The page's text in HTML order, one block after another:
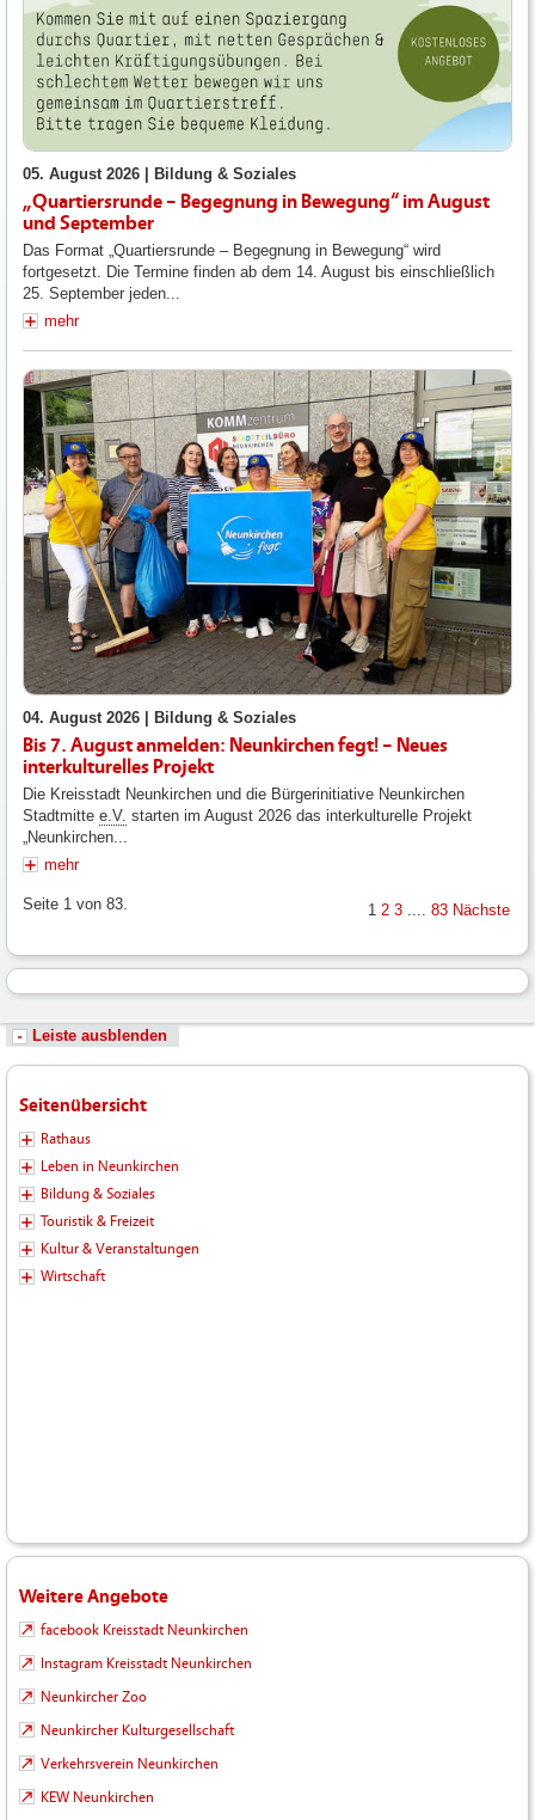
05. August 2026 | Bildung & Soziales
„Quartiersrunde – Begegnung in Bewegung“ im August
und September
Das Format „Quartiersrunde – Begegnung in Bewegung“ wird
fortgesetzt. Die Termine finden ab dem 14. August bis einschließlich
25. September jeden...
mehr
04. August 2026 | Bildung & Soziales
Bis 7. August anmelden: Neunkirchen fegt! – Neues
interkulturelles Projekt
Die Kreisstadt Neunkirchen und die Bürgerinitiative Neunkirchen
Stadtmitte e.V. starten im August 2026 das interkulturelle Projekt
„Neunkirchen...
mehr
Seite 1 von 83. 1 2 3 83 Nächste
Leiste ausblenden
Seitenübersicht
Rathaus
Leben in Neunkirchen
Bildung & Soziales
Touristik & Freizeit
Kultur & Veranstaltungen
Wirtschaft
Weitere Angebote
facebook Kreisstadt Neunkirchen
Instagram Kreisstadt Neunkirchen
Neunkircher Zoo
Neunkircher Kulturgesellschaft
Verkehrsverein Neunkirchen
KEW Neunkirchen